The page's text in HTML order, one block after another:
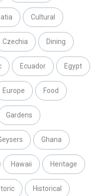
Cultural
Czechia Dining
Ecuador Egypt
Europe Food
Gardens
Ghana
Hawaii Heritage
Historical